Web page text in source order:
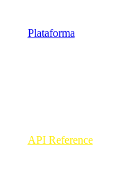
Plataforma
API Reference